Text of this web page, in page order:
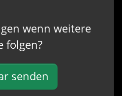
wenn weitere
folgen?
senden